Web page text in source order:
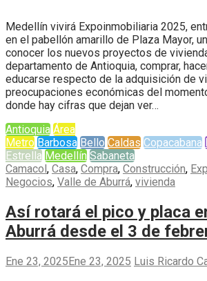
Medellín vivirá Expoinmobiliaria 2025,
en el pabellón amarillo de Plaza Mayor,
conocer los nuevos proyectos de
departamento de Antioquia, comprar,
educarse respecto de la adquisición de
preocupaciones económicas del
donde hay cifras que dejan ver…
Antioquia Área
Metro Barbosa Bello Caldas Copacabana
Estrella Medellín Sabaneta
Camacol , Casa, Compra, Construcción,
Negocios, Valle de Aburrá, vivienda
Así rotará el pico y placa
Aburrá desde el 3 de
Ene 23, 2025 Ene 23, 2025 Luis Ricardo